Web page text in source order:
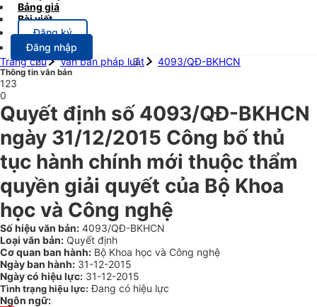
Bảng giá
Bài viết
Đăng ký
Đăng nhập
Trang chủ
Văn bản pháp luật 4093/QĐ-BKHCN
Thông tin văn bản
123
0
Quyết định số 4093/QĐ-BKHCN
ngày 31/12/2015 Công bố thủ
tục hành chính mới thuộc thẩm
quyền giải quyết của Bộ Khoa
học và Công nghệ
Số hiệu văn bản: 4093/QĐ-BKHCN
Loại văn bản: Quyết định
Cơ quan ban hành: Bộ Khoa học và Công nghệ
Ngày ban hành: 31-12-2015
Ngày có hiệu lực: 31-12-2015
Tình trạng hiệu lực: Đang có hiệu lực
Ngôn ngữ: